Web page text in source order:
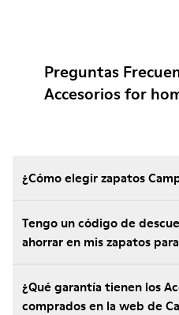
Preguntas
Accesorios for
¿Cómo elegir zapatos
Tengo un código de
ahorrar en mis zapatos
¿Qué garantía tienen los
comprados en la web de